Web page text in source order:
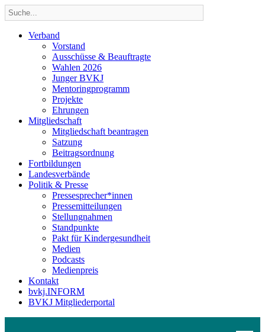
Verband
Vorstand
Ausschüsse & Beauftragte
Wahlen 2026
Junger BVKJ
Mentoringprogramm
Projekte
Ehrungen
Mitgliedschaft
Mitgliedschaft beantragen
Satzung
Beitragsordnung
Fortbildungen
Landesverbände
Politik & Presse
Pressesprecher*innen
Pressemitteilungen
Stellungnahmen
Standpunkte
Pakt für Kindergesundheit
Medien
Podcasts
Medienpreis
Kontakt
bvkj.INFORM
BVKJ Mitgliederportal